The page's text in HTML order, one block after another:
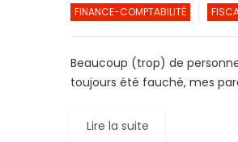
FINANCE-COMPTABILITÉ
Beaucoup (trop) de
toujours été fauché, mes
Lire la suite